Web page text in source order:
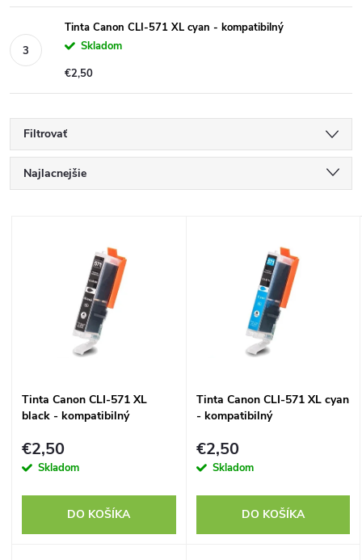
Tinta Canon CLI-571 XL cyan - kompatibilný
Skladom
€2,50
Filtrovať
R
e
p
o
Najlacnejšie
s
p
Tinta Canon CLI-571 XL
black - kompatibilný
€2,50
Skladom
DO KOŠÍKA
Tinta Canon CLI-571 XL cyan
- kompatibilný
€2,50
Skladom
DO KOŠÍKA